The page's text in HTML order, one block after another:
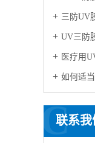
三防UV胶和
UV三防胶是一种
医疗用UV胶
如何适
联系我
C